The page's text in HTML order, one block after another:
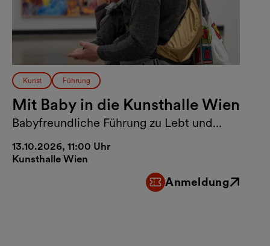
Kunst Führung
Mit Baby in die Kunsthalle Wien
Babyfreundliche Führung zu Lebt und
13.10.2026, 11:00 Uhr
Kunsthalle Wien
Anmeldung
Externer Link